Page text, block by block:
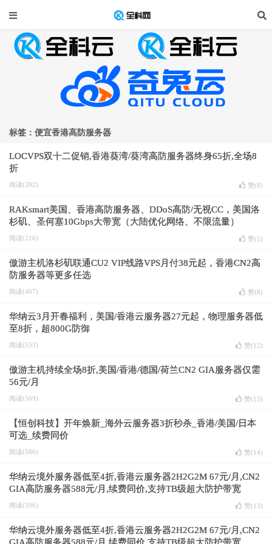
标签：便宜香港高防服务器
LOCVPS双十二促销,香港葵湾/葵湾高防服务器终身65折,全场8
折
阅读(392) 赞(8)
RAKsmart美国、香港高防服务器、DDoS高防/无视CC，美国洛
杉矶、圣何塞10Gbps大带宽（大陆优化网络、不限流量）
阅读(216) 赞(1 )
傲游主机洛杉矶联通CU2 VIP线路VPS月付38元起，香港CN2高
防服务器等更多任选
阅读(467) 赞(8)
华纳云3月开春福利，美国/香港云服务器27元起，物理服务器低
至8折，超800G防御
阅读(533) 赞(12)
傲游主机持续全场8折,美国/香港/德国/荷兰CN2 GIA服务器仅需
56元/月
阅读(569) 赞(13)
【恒创科技】开年焕新_海外云服务器3折秒杀_香港/美国/日本
可选_续费同价
阅读(586) 赞(14)
华纳云境外服务器低至4折,香港云服务器2H2G2M 67元/月,CN2
GIA高防服务器588元/月,续费同价,支持TB级超大防护带宽
阅读(306) 赞(13)
华纳云境外服务器低至4折,香港云服务器2H2G2M 67元/月,CN2